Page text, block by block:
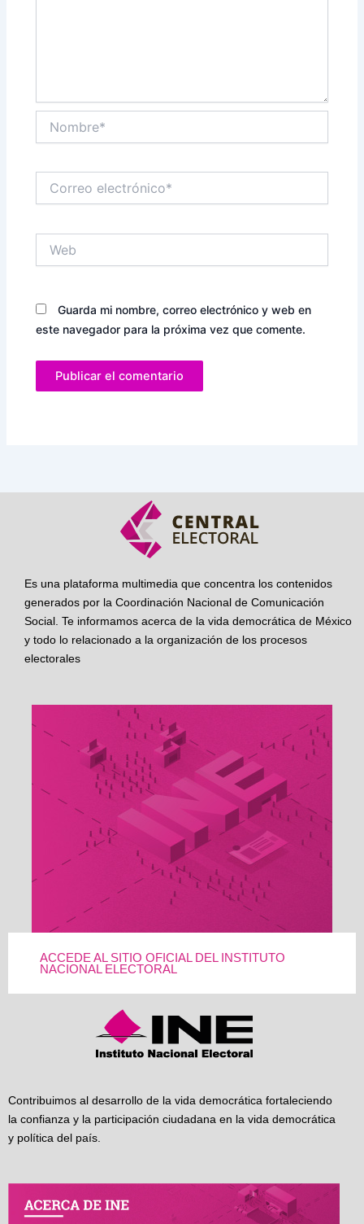
electrónico*
Guarda mi nombre, correo electrónico y web en
este navegador para la próxima vez que comente.
Es una plataforma multimedia que concentra los contenidos
generados por la Coordinación Nacional de Comunicación
Social. Te informamos acerca de la vida democrática de México
y todo lo relacionado a la organización de los procesos
electorales
ACCEDE AL SITIO OFICIAL DEL INSTITUTO
NACIONAL ELECTORAL
Contribuimos al desarrollo de la vida democrática fortaleciendo
la confianza y la participación ciudadana en la vida democrática
y política del país.